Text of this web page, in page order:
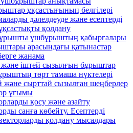
ұқсастығының белгілері
дәлелдеуде және есептерді
қолдану
үшбұрыштың қабырғалары
арасындағы қатынастар
жанама
іштей сызылғын бұрыштар
төрт тамаша нүктелері
және сырттай сызылған шеңберлер
ұғымы
қосу және азайту
санға көбейту. Есептерді
қолдану мысалдары